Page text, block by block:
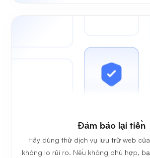
Đảm bảo lại tiền
Hãy dùng thử dịch vụ lưu trữ web
không lo rủi ro. Nếu không phù hợp,